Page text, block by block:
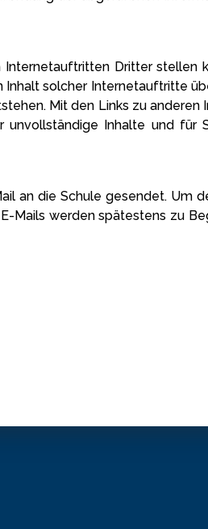
Dritter stellen
Inhalt solcher Internetauftritte
Mit den Links zu
Inhalte und für
an die Schule gesendet. Um
Mails werden spätestens zu